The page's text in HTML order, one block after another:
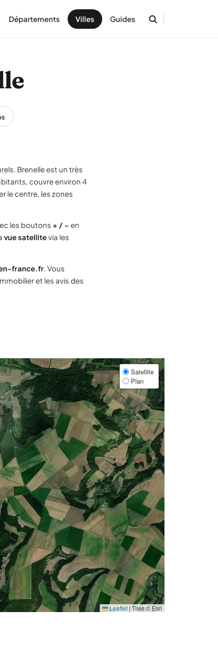
Départements Villes Guides
Brenelle est un très
couvre environ 4
le centre, les zones
les boutons + / − en
vue satellitevia les
france.fr. Vous
et les avis des
Satellite
Plan
Leaflet |Tiles © Esri